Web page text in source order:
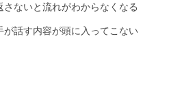
ないと流れがわからなくなる
が話す内容が頭に入ってこない